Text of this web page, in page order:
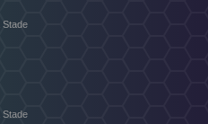
Stade
Stade